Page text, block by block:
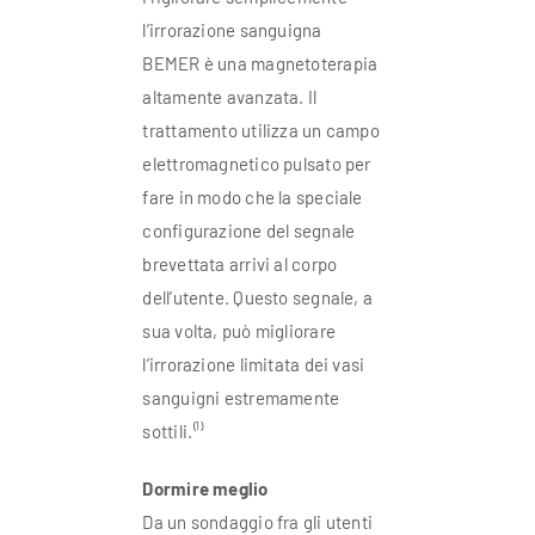
l’irrorazione sanguigna
BEMER è una magnetoterapia
altamente avanzata. Il
trattamento utilizza un campo
elettromagnetico pulsato per
fare in modo che la speciale
configurazione del segnale
brevettata arrivi al corpo
dell’utente. Questo segnale, a
sua volta, può migliorare
l’irrorazione limitata dei vasi
sanguigni estremamente
sottili.⁽¹⁾
Dormire meglio
Da un sondaggio fra gli utenti